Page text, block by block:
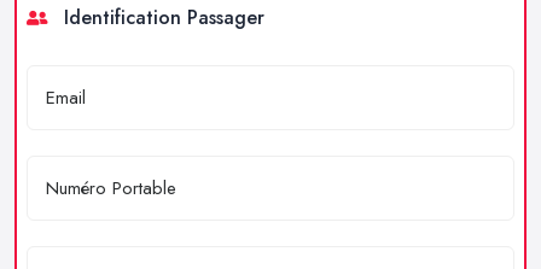
Identification Passager